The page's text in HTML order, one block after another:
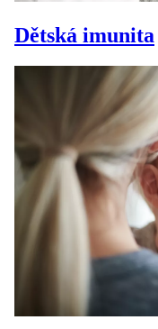
Dětská imunita